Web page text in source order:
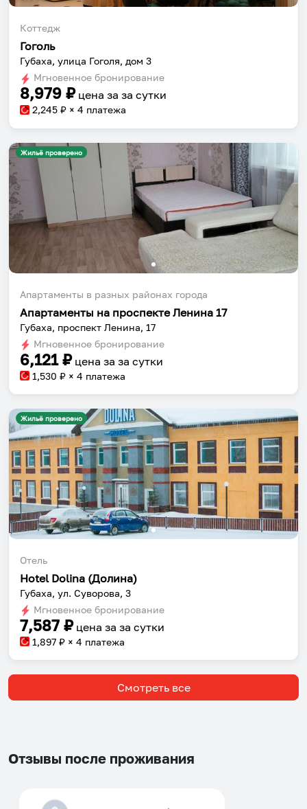
Коттедж
Гоголь
Губаха, улица Гоголя, дом 3
Мгновенное бронирование
8,979 ₽ цена за за сутки
2,245 ₽ × 4 платежа
Жильё проверено
Апартаменты в разных районах города
Апартаменты на проспекте Ленина 17
Губаха, проспект Ленина, 17
Мгновенное бронирование
6,121₽ цена за за сутки
1,530 ₽ × 4 платежа
Жильё проверено
Отель
Hotel Dolina (Долина)
Губаха, ул. Суворова, 3
Мгновенное бронирование
7,587 ₽ цена за за сутки
1,897 ₽ × 4 платежа
Смотреть все
Отзывы после проживания